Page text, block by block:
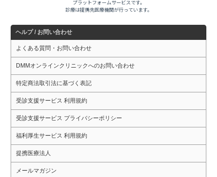
プラットフォームサービスです。
診療は提携先医療機関が行っています。
ヘルプ / お問い合わせ
よくある質問・お問い合わせ
DMMオンラインクリニックへのお問い合わせ
特定商法取引法に基づく表記
受診支援サービス 利用規約
受診支援サービス プライバシーポリシー
福利厚生サービス 利用規約
提携医療法人
メールマガジン